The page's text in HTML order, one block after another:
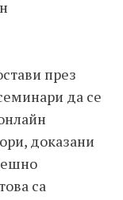
през
да се
доказани
са